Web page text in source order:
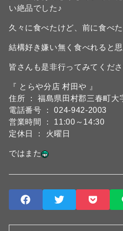
い絶品でした♪
久々に食べたけど、前に食べ
結構好き嫌い無く食べれると思
皆さんも是非行ってみてくだ
『 とらや分店 村田や 』
住所 ： 福島県田村郡三春町大
電話番号 ： 024-942-2003
営業時間 ： 11:00～14:30
定休日 ： 火曜日
ではまた